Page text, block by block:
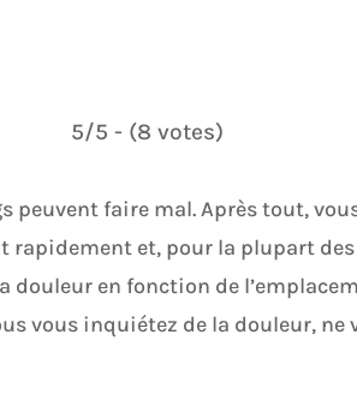
5/5 - (8 votes)
peuvent faire mal. Après tout,
rapidement et, pour la plupart
douleur en fonction de
vous inquiétez de la douleur, ne